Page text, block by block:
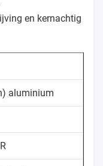
en kernachtig
aluminium